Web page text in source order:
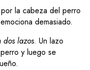
la cabeza del perro
demasiado.
dos lazos. Un lazo
y luego se